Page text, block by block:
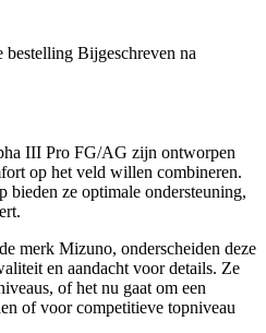
bestelling Bijgeschreven na
III Pro FG/AG zijn ontworpen
op het veld willen combineren.
ze optimale ondersteuning,
merk Mizuno, onderscheiden deze
en aandacht voor details. Ze
of het nu gaat om een
of voor competitieve topniveau